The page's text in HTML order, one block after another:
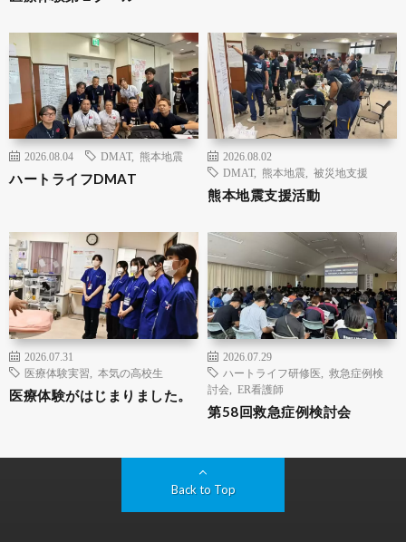
2026.08.04 DMAT, 熊本地震
ハートライフDMAT
2026.08.02
DMAT, 熊本地震 被災地支援
熊本地震支援活動
2026.07.31
医療体験実習
本気の高校生
医療体験がはじまりました。
2026.07.29
ハートライフ研修医
救急症例検
討会
ER看護師
第58回救急症例検討会
Back to Top